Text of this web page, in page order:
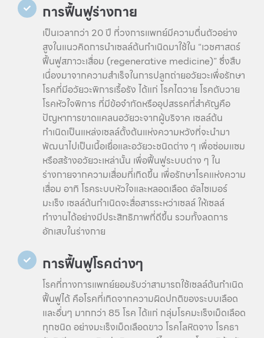
การฟื้นฟูร่างกาย
เป็นเวลากว่า 20 ปี ที่วงการแพทย์มีความตื่นตัวอย่าง
สูงในแนวคิดการนำเซลล์ต้นกำเนิดมาใช้ใน “เวชศาสตร์
ฟื้นฟูสภาวะเสื่อม (regenerative medicine)” ซึ่งสืบ
เนื่องมาจากความสำเร็จในการปลูกถ่ายอวัยวะเพื่อรักษา
โรคที่มีอวัยวะพิการเรื้อรัง ได้แก่ โรคไตวาย โรคตับวาย
โรคหัวใจพิการ ที่มีข้อจำกัดหรืออุปสรรคที่สำคัญคือ
ปัญหาการขาดแคลนอวัยวะจากผู้บริจาค เซลล์ต้น
กำเนิดเป็นแหล่งเซลล์ตั้งต้นแห่งความหวังที่จะนำมา
พัฒนาไปเป็นเนื้อเยื่อและอวัยวะชนิดต่าง ๆ เพื่อซ่อมแซม
หรือสร้างอวัยวะเหล่านั้น เพื่อฟื้นฟูระบบต่าง ๆ ใน
ร่างกายจากความเสื่อมที่เกิดขึ้น เพื่อรักษาโรคแห่งความ
เสื่อม อาทิ โรคระบบหัวใจและหลอดเลือด อัลไซเมอร์
มะเร็ง เซลล์ต้นกำเนิดจะสื่อสารระหว่าเซลล์ ให้เซลล์
ทำงานได้อย่างมีประสิทธิภาพที่ดีขึ้น รวมทั้งลดการ
อักเสบในร่างกาย
การฟื้นฟูโรคต่างๆ
โรคที่ทางการแพทย์ยอมรับว่าสามารถใช้เซลล์ต้นกำเนิด
ฟื้นฟูได้ คือโรคที่เกิดจากความผิดปกติของระบบเลือด
และอื่นๆ มากกว่า 85 โรค ได้แก่ กลุ่มโรคมะเร็งเม็ดเลือด
ทุกชนิด อย่างมะเร็งเม็ดเลือดขาว โรคโลหิตจาง โรคธา